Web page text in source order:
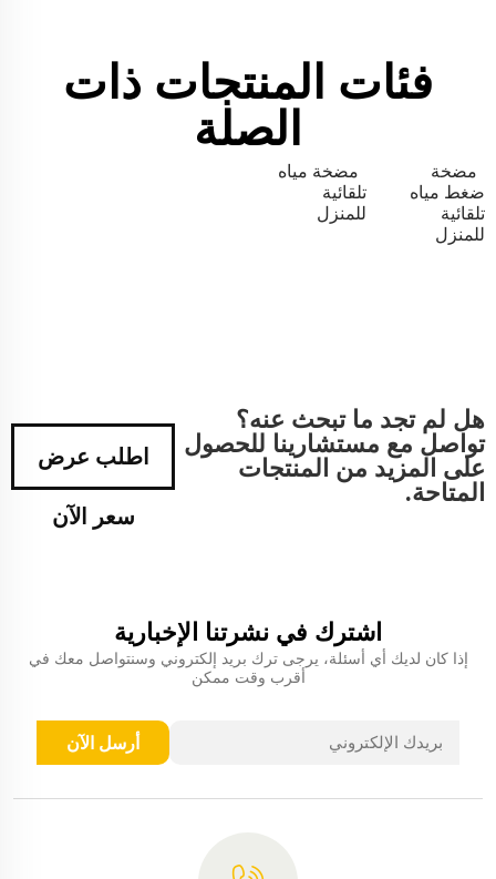
فئات المنتجات ذات
الصلة
مضخة
ضغط مياه
تلقائية
للمنزل
مضخة مياه
تلقائية
للمنزل
هل لم تجد ما تبحث عنه؟
تواصل مع مستشارينا للحصول
على المزيد من المنتجات
المتاحة.
اطلب عرض
سعر الآن
اشترك في نشرتنا الإخبارية
إذا كان لديك أي أسئلة، يرجى ترك بريد إلكتروني وسنتواصل معك في
أقرب وقت ممكن
أرسل الآن